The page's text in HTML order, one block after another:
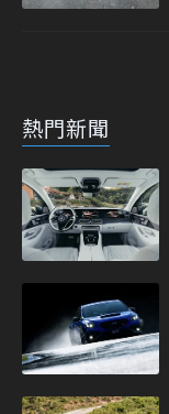
熱門新聞